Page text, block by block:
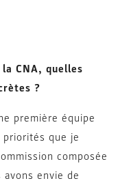
CNA, quelles
?
première équipe
que je
composée
envie de